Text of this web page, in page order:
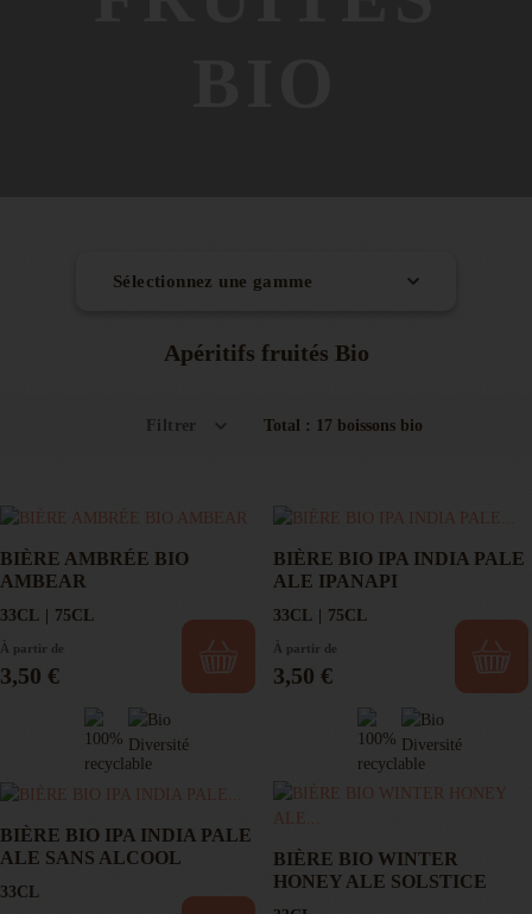
Sélectionnez une gamme
Toute la carte des boissons bio
Bartenders : tonic et ginger Bio (7)
Apéritifs fruités Bio (17)
Boissons fonctionnelles HEMISPHERE SUD (5)
Concentrés & limonades artisanales FIZZ (17)
Concentrés et Ginger beer GINGEUR (4)
Boissons fermentées Bio FAKIR (2)
Citronnade et Orangeade BELLA LULA (2)
Apéritifs fruités Bio
Filtrer Total : 17 boissons bio
Labels / Certifications
Fair For Life
Apéritifs fruités Bio
BIÈRE AMBRÉE BIO
AMBEAR
33CL 75CL
À partir de
Prix
3,50 €
BIÈRE BIO IPA INDIA PALE
ALE IPANAPI
33CL 75CL
À partir de
Prix
3,50 €
BIÈRE BIO IPA INDIA PALE
ALE SANS ALCOOL
33CL
BIÈRE BIO WINTER
HONEY ALE SOLSTICE